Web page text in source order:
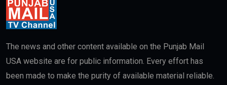
The news and other content available on the Punjab Mail
USA website are for public information. Every effort has
been made to make the purity of available material reliable.